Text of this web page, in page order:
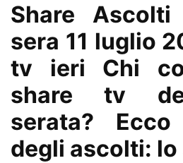
Share
sera 11 luglio
tv ieri Chi
share tv
serata?
degli ascolti: lo